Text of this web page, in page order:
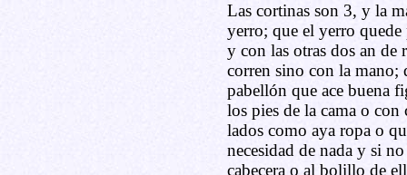
Las cortinas son 3, y la
yerro; que el yerro
y con las otras dos an de
corren sino con la mano;
pabellón que ace buena
los pies de la cama o
lados como aya ropa o
necesidad de nada y si
cabecera o al bolillo de